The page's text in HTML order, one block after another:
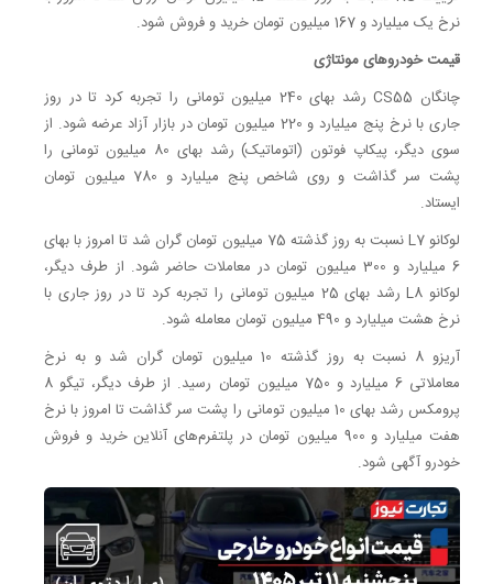
نرخ یک میلیارد و 167 میلیون تومان خرید و فروش شود.
قیمت خودروهای مونتاژی
چانگان CS55 رشد بهای 240 میلیون تومانی را تجربه کرد تا در روز
جاری با نرخ پنج میلیارد و 220 میلیون تومان در بازار آزاد عرضه شود. از
سوی دیگر، پیکاپ فوتون (اتوماتیک) رشد بهای 80 میلیون تومانی را
پشت سر گذاشت و روی شاخص پنج میلیارد و 780 میلیون تومان
ایستاد.
لوکانو L7 نسبت به روز گذشته 75 میلیون تومان گران شد تا امروز با بهای
6 میلیارد و 300 میلیون تومان در معاملات حاضر شود. از طرف دیگر،
لوکانو L8 رشد بهای 25 میلیون تومانی را تجربه کرد تا در روز جاری با
نرخ هشت میلیارد و 490 میلیون تومان معامله شود.
آریزو 8 نسبت به روز گذشته 10 میلیون تومان گران شد و به نرخ
معاملاتی 6 میلیارد و 750 میلیون تومان رسید. از طرف دیگر، تیگو 8
پرومکس رشد بهای 10 میلیون تومانی را پشت سر گذاشت تا امروز با نرخ
هفت میلیارد و 900 میلیون تومان در پلتفرم‌های آنلاین خرید و فروش
خودرو آگهی شود.